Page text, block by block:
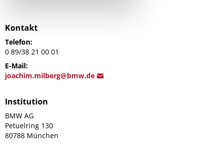
Kontakt
Telefon:
0 89/38 21 00 01
E-Mail:
joachim.milberg@bmw.de
Institution
BMW AG
Petuelring 130
80788 München